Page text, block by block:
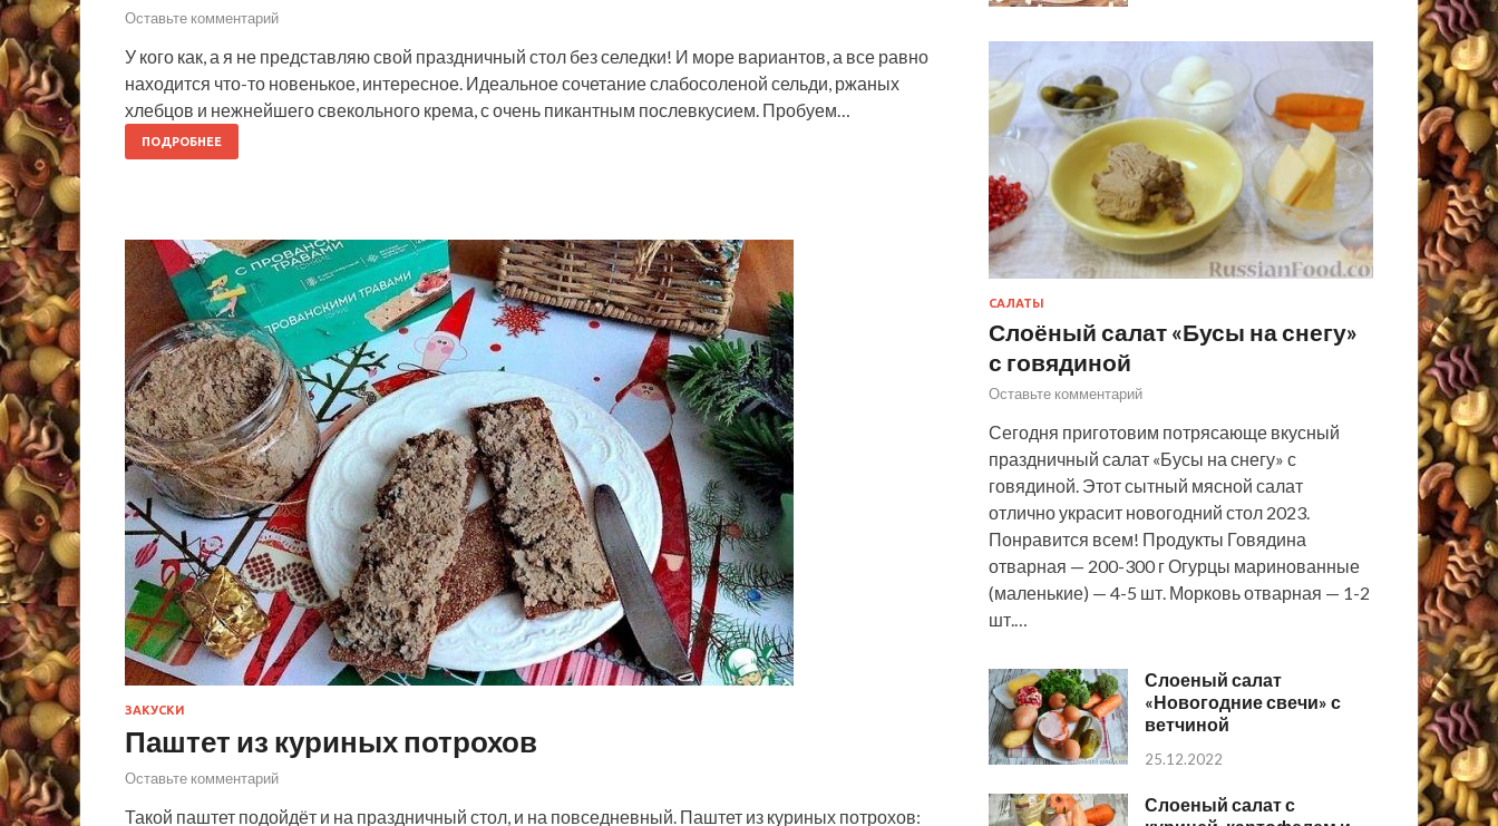
Оставьте комментарий
У кого как, а я не представляю свой праздничный стол без селедки! И море вариантов, а все равно
находится что-то новенькое, интересное. Идеальное сочетание слабосоленой сельди, ржаных
хлебцов и нежнейшего свекольного крема, с очень пикантным послевкусием. Пробуем…
ПОДРОБНЕЕ
ЗАКУСКИ
Паштет из куриных потрохов
Оставьте комментарий
Такой паштет подойдёт и на праздничный стол, и на повседневный. Паштет из куриных потрохов:
САЛАТЫ
Слоёный салат «Бусы на снегу»
с говядиной
Оставьте комментарий
Сегодня приготовим потрясающе вкусный
праздничный салат «Бусы на снегу» с
говядиной. Этот сытный мясной салат
отлично украсит новогодний стол 2023.
Понравится всем! Продукты Говядина
отварная — 200-300 г Огурцы маринованные
(маленькие) — 4-5 шт. Морковь отварная — 1-2
шт.…
Слоеный салат
«Новогодние свечи» с
ветчиной
25.12.2022
Слоеный салат с